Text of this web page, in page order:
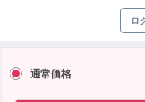
ロ
通常価格